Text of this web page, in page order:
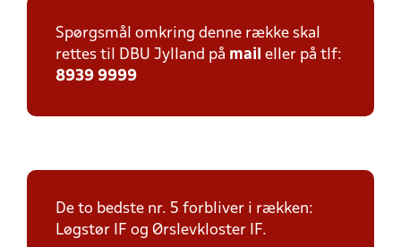
Spørgsmål omkring denne række skal
rettes til DBU Jylland på mail eller på tlf:
8939 9999
De to bedste nr. 5 forbliver i rækken:
Løgstør IF og Ørslevkloster IF.